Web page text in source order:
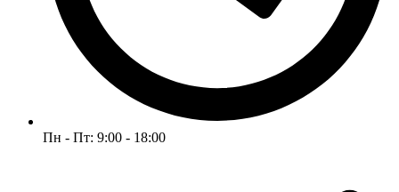
Пн - Пт: 9:00 - 18:00